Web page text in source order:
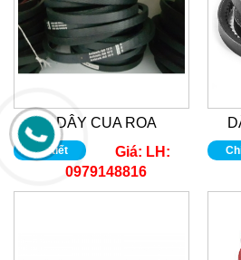
DÂY CUA ROA
Chi tiết Giá: LH:
0979148816